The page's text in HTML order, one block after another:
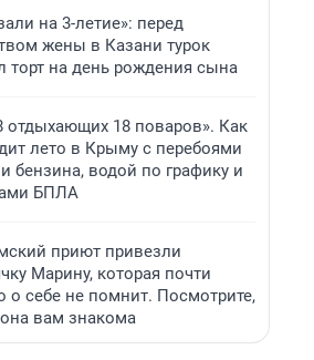
на 3-летие»: перед
жены в Казани турок
торт на день рождения сына
отдыхающих 18 поваров». Как
лето в Крыму с перебоями
бензина, водой по графику и
БПЛА
приют привезли
Марину, которая почти
о себе не помнит. Посмотрите,
она вам знакома